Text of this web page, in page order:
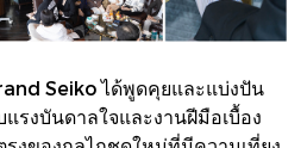
Seiko ได้พูดคุยและแบ่งปัน
แรงบันดาลใจและงานฝีมือเบื้อง